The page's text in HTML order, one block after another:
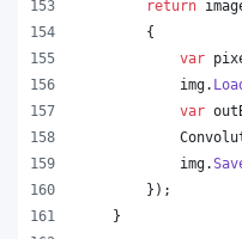
return
{
var
img.
var
img.
} ) ;
}